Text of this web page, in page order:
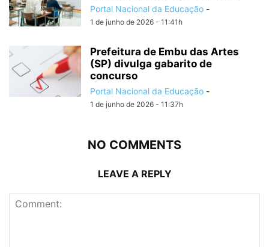
Portal Nacional da Educação -
1 de junho de 2026 - 11:41h
Prefeitura de Embu das Artes
(SP) divulga gabarito de
concurso
Portal Nacional da Educação -
1 de junho de 2026 - 11:37h
NO COMMENTS
LEAVE A REPLY